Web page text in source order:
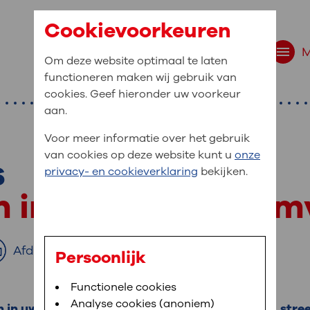
navigatie
bent u naar op
Bloedafname,MijnOLVG,Digitalisering
medische gegevens
In MijnOLVG kunt u uw medische
het u uitkomt. OLVG breidt MijnOLVG
in de huid of
Afdrukken
Cookievoorkeuren
Om deze website optimaal te laten
functioneren maken wij gebruik van
cookies. Geef hieronder uw voorkeur
aan.
Voor meer informatie over het gebruik
van cookies op deze website kunt u onze
privacy- en cookieverklaring bekijken.
Persoonlijk
Functionele cookies
Analyse cookies (anoniem)